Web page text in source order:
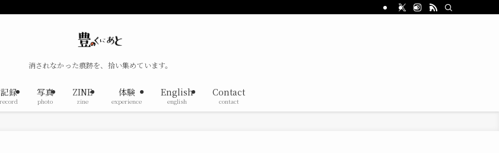
消されなかった痕跡を、拾い集めています。
記録
record
写真
photo
ZINE
zine
体験
experience
English
english
Contact
contact